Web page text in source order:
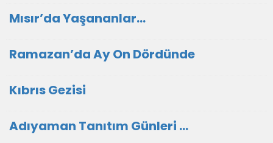
Mısır’da Yaşananlar…
Ramazan’da Ay On Dördünde
Kıbrıs Gezisi
Adıyaman Tanıtım Günleri ...